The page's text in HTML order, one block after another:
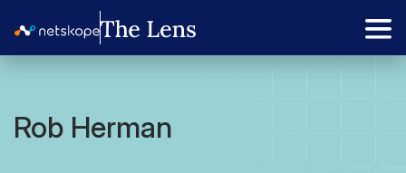
Rob Herman